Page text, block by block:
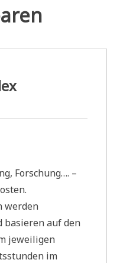
Forschung…. –
werden
basieren auf den
jeweiligen
im